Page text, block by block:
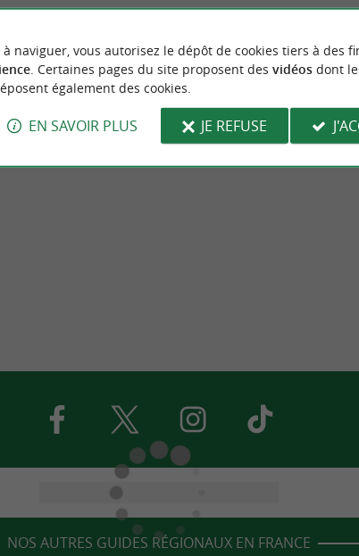
NOS AUTRES GUIDES RÉGIONAUX EN FRANCE
naviguer, vous autorisez le dépôt de cookies tiers à des
. Certaines pages du site proposent des vidéosdont
également des cookies.
EN SAVOIR PLUS JE REFUSE